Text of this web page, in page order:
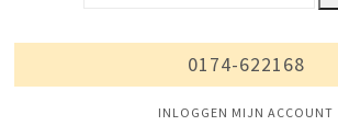
0174-622168
INLOGGEN MIJN ACCOUNT